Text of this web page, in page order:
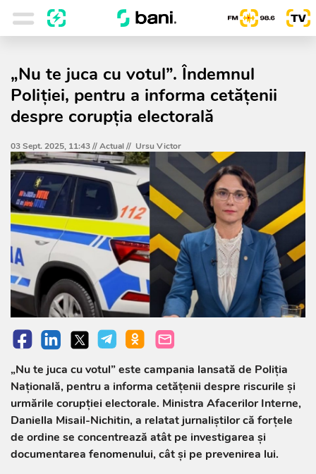
„Nu te juca cu votul”. Îndemnul
Poliției, pentru a informa cetățenii
despre corupția electorală
03 Sept. 2025, 11:43 //Actual// Ursu Victor
„Nu te juca cu votul” este campania lansată de Poliția
Națională, pentru a informa cetățenii despre riscurile și
urmările corupției electorale. Ministra Afacerilor Interne,
Daniella Misail-Nichitin, a relatat jurnaliștilor că forțele
de ordine se concentrează atât pe investigarea și
documentarea fenomenului, cât și pe prevenirea lui.